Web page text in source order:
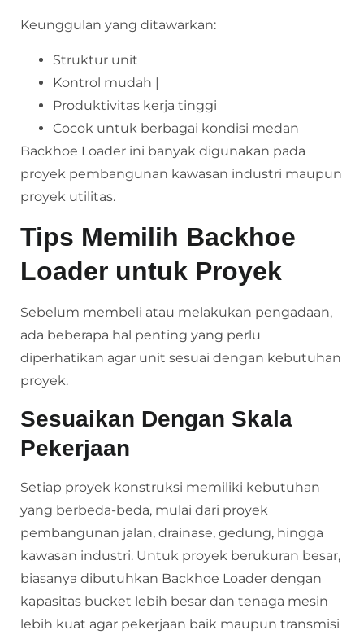
Keunggulan yang ditawarkan:
Struktur unit
Kontrol mudah |
Produktivitas kerja tinggi
Cocok untuk berbagai kondisi medan
Backhoe Loader ini banyak digunakan pada
proyek pembangunan kawasan industri maupun
proyek utilitas.
Tips Memilih Backhoe
Loader untuk Proyek
Sebelum membeli atau melakukan pengadaan,
ada beberapa hal penting yang perlu
diperhatikan agar unit sesuai dengan kebutuhan
proyek.
Sesuaikan Dengan Skala
Pekerjaan
Setiap proyek konstruksi memiliki kebutuhan
yang berbeda-beda, mulai dari proyek
pembangunan jalan, drainase, gedung, hingga
kawasan industri. Untuk proyek berukuran besar,
biasanya dibutuhkan Backhoe Loader dengan
kapasitas bucket lebih besar dan tenaga mesin
lebih kuat agar pekerjaan baik maupun transmisi